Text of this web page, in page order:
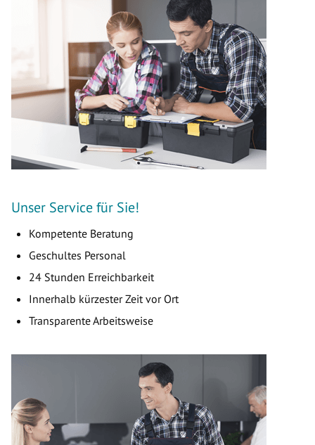
Unser Service für Sie!
Kompetente Beratung
Geschultes Personal
24 Stunden Erreichbarkeit
Innerhalb kürzester Zeit vor Ort
Transparente Arbeitsweise